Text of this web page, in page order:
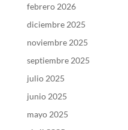
febrero 2026
diciembre 2025
noviembre 2025
septiembre 2025
julio 2025
junio 2025
mayo 2025